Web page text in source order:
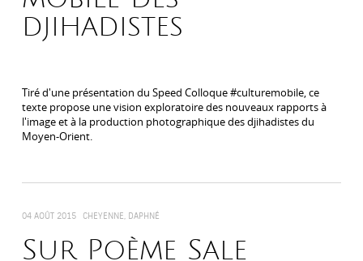
djihadistes
Tiré d'une présentation du Speed Colloque #culturemobile, ce
texte propose une vision exploratoire des nouveaux rapports à
l'image et à la production photographique des djihadistes du
Moyen-Orient.
04 AOÛT 2015 CHEYENNE, DAPHNÉ
Sur Poème Sale